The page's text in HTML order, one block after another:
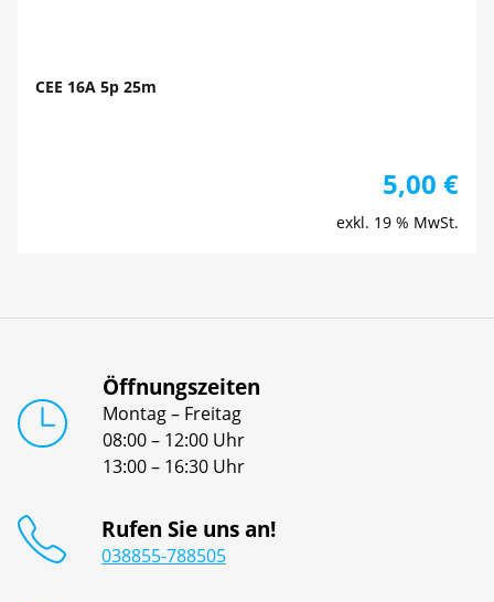
CEE 16A 5p 25m
5,00 €
exkl. 19 % MwSt.
Öffnungszeiten
Montag – Freitag
08:00 – 12:00 Uhr
13:00 – 16:30 Uhr
Rufen Sie uns an!
038855-788505